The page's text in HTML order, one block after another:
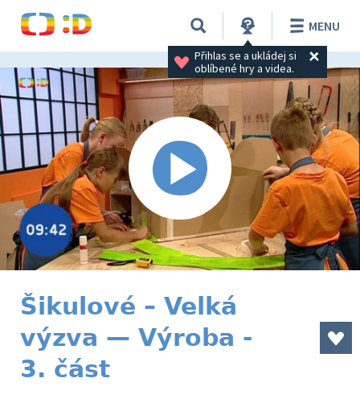
Přihlas se a ukládej si
oblíbené hry a videa.
MENU
Šikulové – Velká
výzva — Výroba -
3. část